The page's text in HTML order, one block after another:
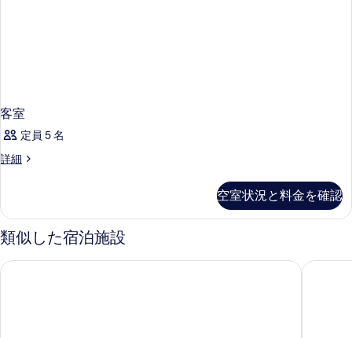
客室
定員 5 名
詳細
客
細
空室状況と料金を確認
類似した宿泊施設
ゴールディングス ロッジ サン フ